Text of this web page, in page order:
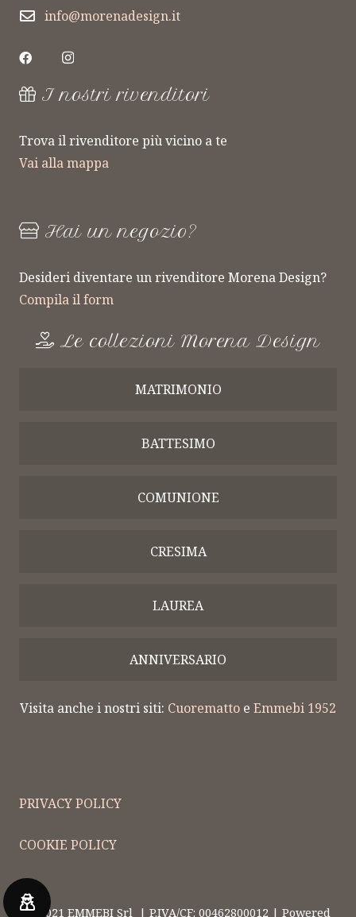
info@morenadesign.it
I nostri rivenditori
Trova il rivenditore più vicino a te
Vai alla mappa
Hai un negozio?
Desideri diventare un rivenditore Morena Design?
Compila il form
Le collezioni Morena Design
MATRIMONIO
BATTESIMO
COMUNIONE
CRESIMA
LAUREA
ANNIVERSARIO
Visita anche i nostri siti: Cuorematto e Emmebi 1952
PRIVACY POLICY
COOKIE POLICY
© 2021 EMMEBI Srl | P.IVA/CF: 00462800012 | Powered